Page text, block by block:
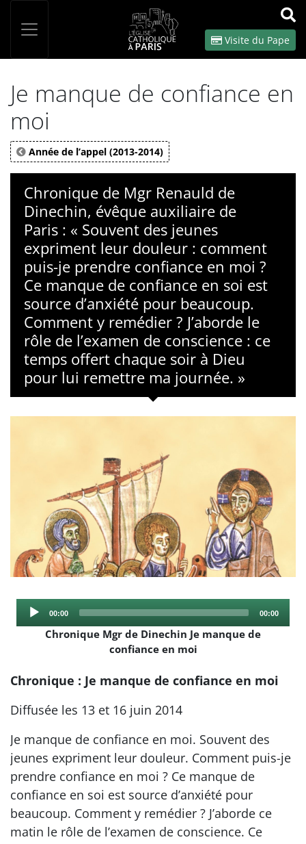
OK
Visite du Pape
Je manque de confiance en
moi
Année de l’appel (2013-2014)
Chronique de Mgr Renauld de
Dinechin, évêque auxiliaire de
Paris : « Souvent des jeunes
expriment leur douleur : comment
puis-je prendre confiance en moi ?
Ce manque de confiance en soi est
source d’anxiété pour beaucoup.
Comment y remédier ? J’aborde le
rôle de l’examen de conscience : ce
temps offert chaque soir à Dieu
pour lui remettre ma journée. »
Player
Current
00:00
Total
00:00
Chronique Mgr de Dinechin Je manque de
confiance en moi
Chronique : Je manque de confiance en moi
Diffusée les 13 et 16 juin 2014
Je manque de confiance en moi. Souvent des
jeunes expriment leur douleur. Comment puis-je
prendre confiance en moi ? Ce manque de
confiance en soi est source d’anxiété pour
beaucoup. Comment y remédier ? J’aborde ce
matin le rôle de l’examen de conscience. Ce
Panneau de gestion des cookies